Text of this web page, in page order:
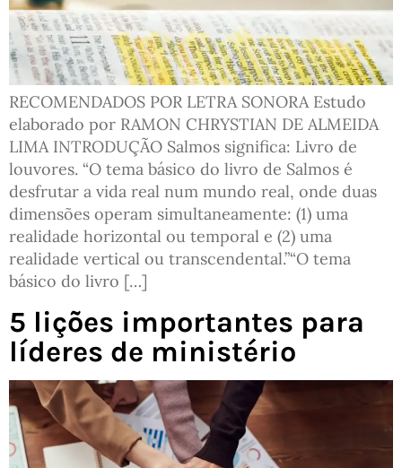
RECOMENDADOS POR LETRA SONORA Estudo
elaborado por RAMON CHRYSTIAN DE ALMEIDA
LIMA INTRODUÇÃO Salmos significa: Livro de
louvores. “O tema básico do livro de Salmos é
desfrutar a vida real num mundo real, onde duas
dimensões operam simultaneamente: (1) uma
realidade horizontal ou temporal e (2) uma
realidade vertical ou transcendental.”“O tema
básico do livro […]
5 lições importantes para
líderes de ministério